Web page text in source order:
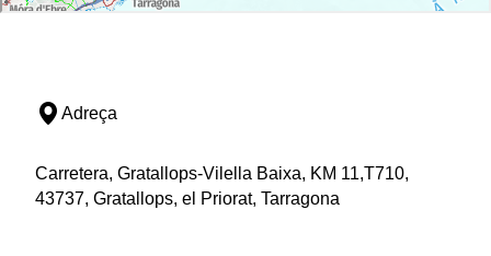
Adreça
Carretera, Gratallops-Vilella Baixa, KM 11,T710,
43737, Gratallops, el Priorat, Tarragona